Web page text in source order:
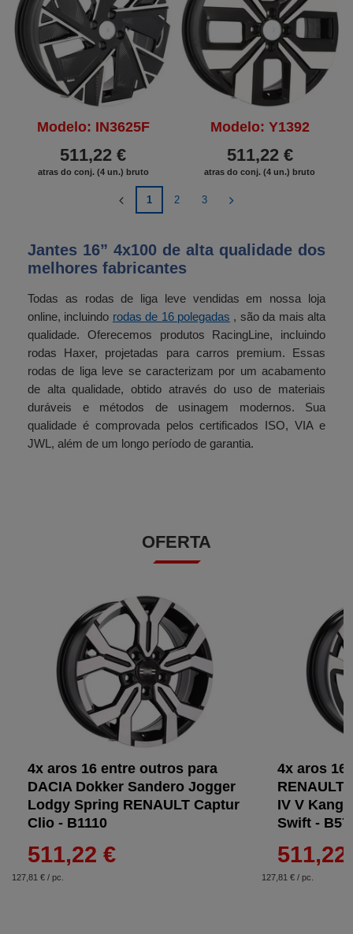
Modelo: IN3625F
511,22 €
atras do conj. (4 un.) bruto
Modelo: Y1392
511,22 €
atras do conj. (4 un.) bruto
1 2 3
Jantes 16” 4x100 de alta qualidade dos
melhores fabricantes
Todas as rodas de liga leve vendidas em nossa loja
online, incluindo rodas de 16 polegadas , são da mais alta
qualidade. Oferecemos produtos RacingLine, incluindo
rodas Haxer, projetadas para carros premium. Essas
rodas de liga leve se caracterizam por um acabamento
de alta qualidade, obtido através do uso de materiais
duráveis ​​e métodos de usinagem modernos. Sua
qualidade é comprovada pelos certificados ISO, VIA e
JWL, além de um longo período de garantia.
OFERTA
4x aros 16 entre outros para
DACIA Dokker Sandero Jogger
Lodgy Spring RENAULT Captur
Clio - B1110
511,22 €
127,81 € / pc.
4x aros 16
RENAULT
IV V
Swift -
511,22
127,81 € / pc.